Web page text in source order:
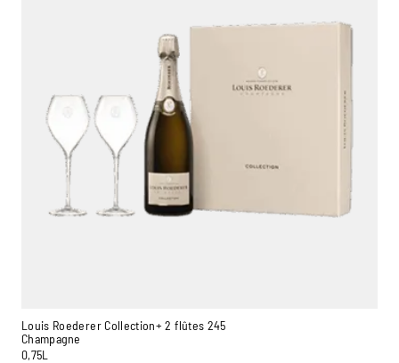
Louis Roederer Collection+ 2 flûtes 245
Champagne
0,75L